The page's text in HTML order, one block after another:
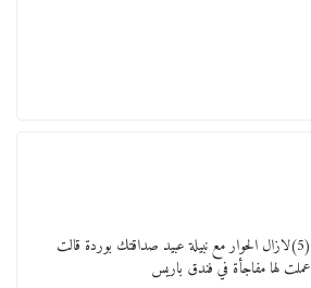
(5)لازال الحوار مع نبيلة عبيد صداقتك بوردة قالت
عملت لها مفاجأة في فندق باريس